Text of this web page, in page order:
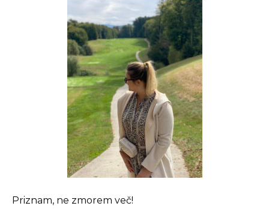
Priznam, ne zmorem več!